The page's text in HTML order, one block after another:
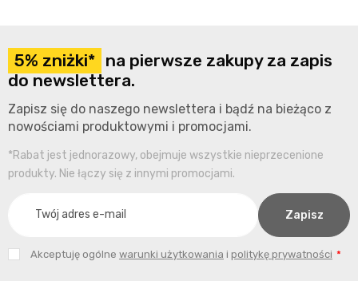
5% zniżki* na pierwsze zakupy za zapis
do newslettera.
Zapisz się do naszego newslettera i bądź na bieżąco z
nowościami produktowymi i promocjami.
*Rabat jest jednorazowy, obejmuje wszystkie nieprzecenione
produkty. Nie łączy się z innymi promocjami.
Akceptuję ogólne warunki użytkowania i politykę prywatności